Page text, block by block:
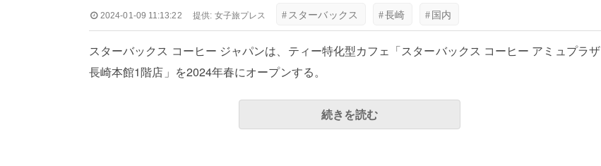
2024-01-09 11:13:22 提供: 女子旅プレス # スターバックス #長崎 # 国内
スターバックス コーヒー ジャパンは、ティー特化型カフェ「スターバックス コーヒー アミュプラザ
長崎本館1階店」を2024年春にオープンする。
続きを読む